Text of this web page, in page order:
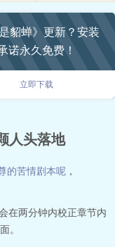
貂蝉》更新？安装
诺永久免费！
立即下载
人头落地
的苦情剧本呢 ，
在两分钟内校正章节内
。